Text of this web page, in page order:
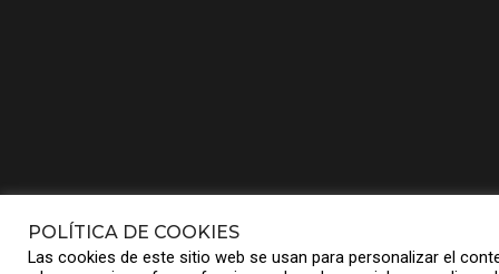
© Compuniver Group S.L.
POLÍTICA DE COOKIES
Las cookies de este sitio web se usan para personalizar el